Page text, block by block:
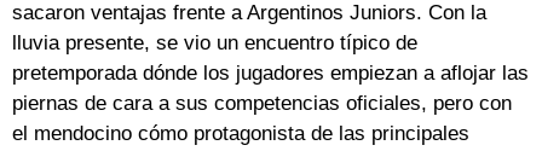
sacaron ventajas frente a Argentinos Juniors. Con la
lluvia presente, se vio un encuentro típico de
pretemporada dónde los jugadores empiezan a aflojar las
piernas de cara a sus competencias oficiales, pero con
el mendocino cómo protagonista de las principales